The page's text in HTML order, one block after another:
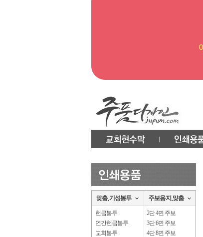
헌금봉투
연간헌금봉투
교회봉투
2단 4면 주보
3단 6면 주보
4단 8면 주보